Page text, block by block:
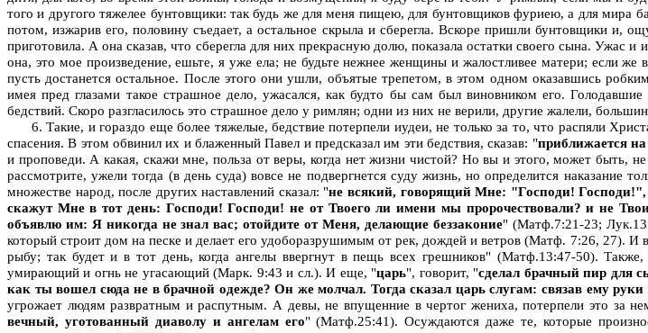
того и другого тяжелее бунтовщики: так будь же для меня пищею, для бунтовщиков фуриею, а для мира
потом, изжарив его, половину съедает, а остальное скрыла и сберегла. Вскоре пришли бунтовщики и,
приготовила. А она сказав, что сберегла для них прекрасную долю, показала остатки своего сына. Ужас
она, это мое произведение, ешьте, я уже ела; не будьте нежнее женщины и жалостливее матери; если
пусть достанется остальное. После этого они ушли, объятые трепетом, в этом одном оказавшись
имея пред глазами такое страшное дело, ужасался, как будто бы сам был виновником его.
бедствий. Скоро разгласилось это страшное дело у римлян; одни из них не верили, другие жалели,
6. Такие, и гораздо еще более тяжелые, бедствие потерпели иудеи, не только за то, что распяли
спасения. В этом обвинил их и блаженный Павел и предсказал им эти бедствия, сказав: "приближается
и проповеди. А какая, скажи мне, польза от веры, когда нет жизни чистой? Но вы и этого, может быть,
рассмотрите, ужели тогда (в день суда) вовсе не подвергнется суду жизнь, но определится
множестве народ, после других наставлений сказал: "не всякий, говорящий Мне: "Господи!
скажут Мне в тот день: Господи! Господи! не от Твоего ли имени мы пророчествовали? и не
объявлю им: Я никогда не знал вас; отойдите от Меня, делающие беззаконие" (Матф.7:21-23;
который строит дом на песке и делает его удоборазрушимым от рек, дождей и ветров (Матф. 7:26, 27).
рыбу; так будет и в тот день, когда ангелы ввергнут в пещь всех грешников" (Матф.13:47-50).
умирающий и огнь не угасающий (Марк. 9:43 и cл.). И еще, "царь", говорит, "сделал брачный пир для
как ты вошел сюда не в брачной одежде? Он же молчал. Тогда сказал царь слугам: связав ему
угрожает людям развратным и распутным. А девы, не впущенние в чертог жениха, потерпели это за
вечный, уготованный диаволу и ангелам его" (Матф.25:41). Осуждаются даже те, которые